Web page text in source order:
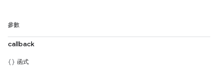
參數
callback
函式